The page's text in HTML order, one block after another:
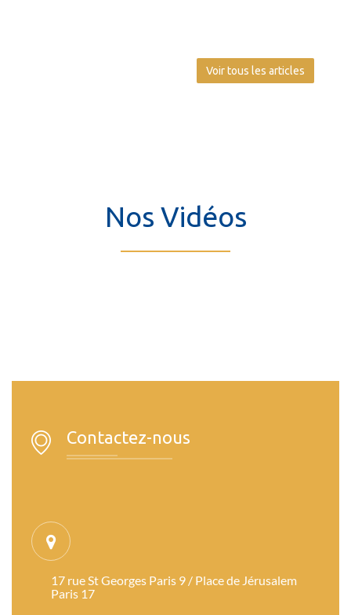
Voir tous les articles
Nos Vidéos
Contactez-nous
17 rue St Georges Paris 9 / Place de Jérusalem
Paris 17